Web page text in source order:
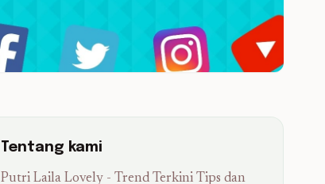
Tentang kami
Putri Laila Lovely - Trend Terkini Tips dan